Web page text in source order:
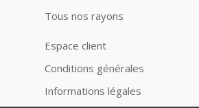
Tous nos rayons
Espace client
Conditions générales
Informations légales